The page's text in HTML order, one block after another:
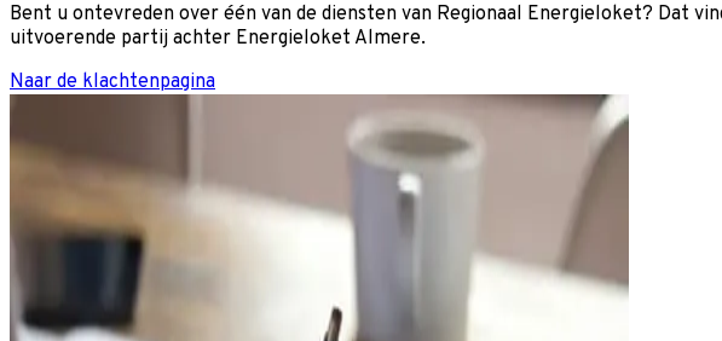
Bent u ontevreden over één van de diensten van Regionaal Energieloket? Dat
uitvoerende partij achter Energieloket Almere.
Naar de klachtenpagina